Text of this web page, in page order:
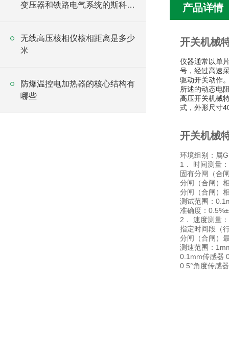
变压器和铁路电气系统的斯科特
无线高压核相仪核相距离是多少
米
防爆温控电加热器的核心结构有
哪些
产品详情
开关机械
仪器通常以单
号，经过高速
驱动开关动作
所述的动态电
高压开关机械
式，外形尺寸
开关机械
环境组别：属
1． 时间测量
固有分闸（合
分闸（合闸）
分闸（合闸）
测试范围：
准确度：
2． 速度测量
指定时间段（
分闸（合闸）
测速范围：
0.1mm传感器
0.5°角度传感